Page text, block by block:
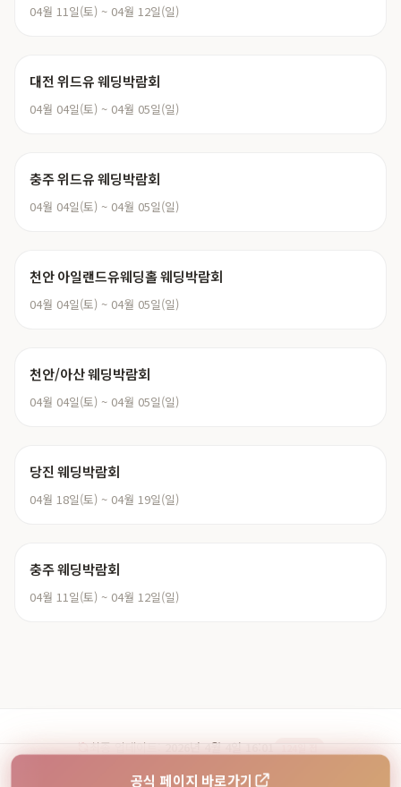
04월 11일(토) ~ 04월 12일(일)
대전 위드유 웨딩박람회
04월 04일(토) ~ 04월 05일(일)
충주 위드유 웨딩박람회
04월 04일(토) ~ 04월 05일(일)
천안 아일랜드유웨딩홀 웨딩박람회
04월 04일(토) ~ 04월 05일(일)
천안/아산 웨딩박람회
04월 04일(토) ~ 04월 05일(일)
당진 웨딩박람회
04월 18일(토) ~ 04월 19일(일)
충주 웨딩박람회
04월 11일(토) ~ 04월 12일(일)
최종 업데이트: 2026년 4월 4일 16:01
© 2026 웨딩페어. 대전 팜투어 허니문박람회 정보
공식 페이지 바로가기